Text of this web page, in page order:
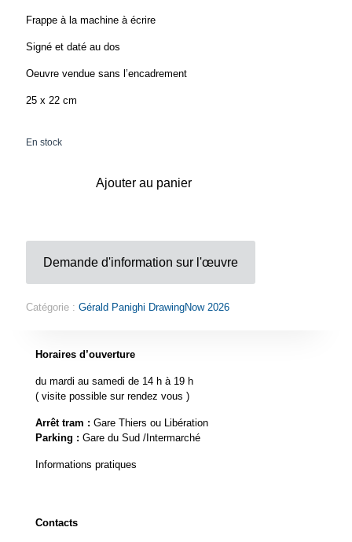
Frappe à la machine à écrire
Signé et daté au dos
Oeuvre vendue sans l’encadrement
25 x 22 cm
En stock
Ajouter au panier
Demande d'information sur l'œuvre
Catégorie : Gérald Panighi DrawingNow 2026
Horaires d’ouverture
du mardi au samedi de 14 h à 19 h
( visite possible sur rendez vous )
Arrêt tram : Gare Thiers ou Libération
Parking : Gare du Sud /Intermarché
Informations pratiques
Contacts